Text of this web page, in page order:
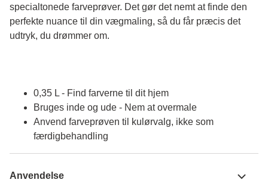
specialtonede farveprøver. Det gør det nemt at finde den
perfekte nuance til din vægmaling, så du får præcis det
udtryk, du drømmer om.
0,35 L - Find farverne til dit hjem
Bruges inde og ude - Nem at overmale
Anvend farveprøven til kulørvalg, ikke som
færdigbehandling
Anvendelse